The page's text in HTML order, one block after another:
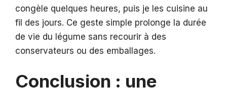
congèle quelques heures, puis je les cuisine au
fil des jours. Ce geste simple prolonge la durée
de vie du légume sans recourir à des
conservateurs ou des emballages.
Conclusion : une